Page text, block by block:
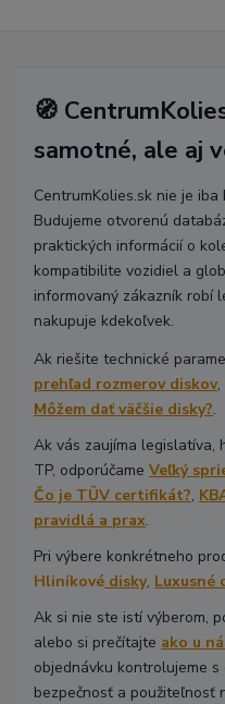
🧭
samotné, ale aj
CentrumKolies.sk nie je
Budujeme otvorenú
praktických informácií o
kompatibilite vozidiel a
informovaný zákazník robí
nakupuje kdekoľvek.
Ak riešite technické
prehľad rozmerov diskov,
Môžem dať väčšie disky?.
Ak vás zaujíma legislatíva,
TP, odporúčameVeľký
Čo je TÜV certifikát?,
pravidlá a prax.
Pri výbere konkrétneho
Hliníkové disky, Luxusné
Ak si nie ste istí výberom,
alebo si prečítajte ako u
objednávku kontrolujeme
bezpečnosť a použiteľnosť